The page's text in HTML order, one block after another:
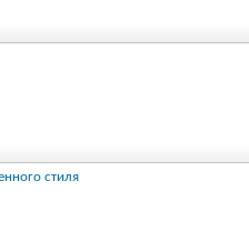
стиля